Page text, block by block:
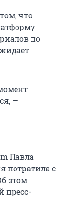
что
по
—
Павла
потратила с
этом
пресс-